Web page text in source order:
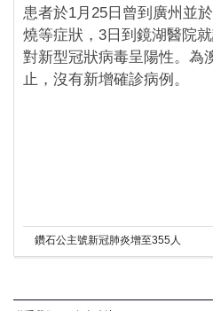
患者於1月25日曾到廣州並
燒等症狀，3日到鏡湖醫院
對新型冠狀病毒呈陽性。為
止，沒有新增確診病例。
鑽石公主號新冠肺炎增至355人